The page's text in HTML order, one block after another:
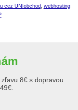
cez UNIobchod, webhosting
8€ s dopravou